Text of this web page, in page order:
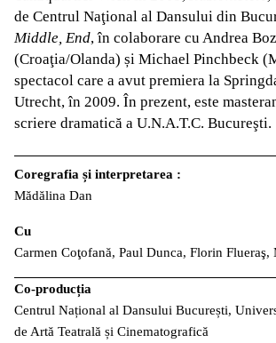
de Centrul Naţional al Dansului din
Middle, End, în colaborare cu Andrea
(Croaţia/Olanda) și Michael Pinchbeck
spectacol care a avut premiera la
Utrecht, în 2009. În prezent, este
scriere dramatică a U.N.A.T.C. Bucureşti.
Coregrafia și interpretarea :
Mădălina Dan
Cu
Carmen Coţofană, Paul Dunca, Florin Flueraş,
Co-producția
Centrul Național al Dansului București,
de Artă Teatrală și Cinematografică